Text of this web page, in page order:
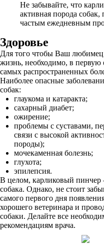
Не забывайте, что
активная порода собак,
частым ежедневным
Здоровье
Для того чтобы Ваш
жизнь, необходимо, в первую
самых распространенных
Наиболее опасные
собак:
глаукома и катаракта;
сахарный диабет;
ожирение;
проблемы с суставами,
связи с высокой
породы);
мочекаменная болезнь;
глухота;
эпилепсия.
В целом, карликовый пинчер
собака. Однако, не стоит
самого первого дня
хорошего ветеринара и
собаки. Делайте все
рекомендациям врача.